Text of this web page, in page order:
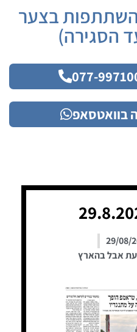
בצער
הסגירה)
בוואטסאפ
29/08/
אבל בהארץ